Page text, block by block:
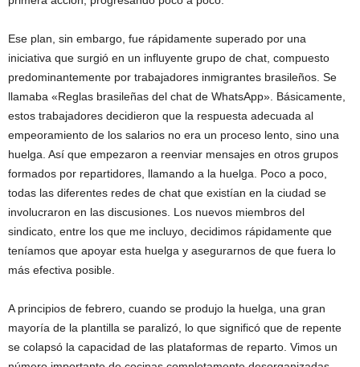
Ese plan, sin embargo, fue rápidamente superado por una
iniciativa que surgió en un influyente grupo de chat, compuesto
predominantemente por trabajadores inmigrantes brasileños. Se
llamaba «Reglas brasileñas del chat de WhatsApp». Básicamente,
estos trabajadores decidieron que la respuesta adecuada al
empeoramiento de los salarios no era un proceso lento, sino una
huelga. Así que empezaron a reenviar mensajes en otros grupos
formados por repartidores, llamando a la huelga. Poco a poco,
todas las diferentes redes de chat que existían en la ciudad se
involucraron en las discusiones. Los nuevos miembros del
sindicato, entre los que me incluyo, decidimos rápidamente que
teníamos que apoyar esta huelga y asegurarnos de que fuera lo
más efectiva posible.
A principios de febrero, cuando se produjo la huelga, una gran
mayoría de la plantilla se paralizó, lo que significó que de repente
se colapsó la capacidad de las plataformas de reparto. Vimos un